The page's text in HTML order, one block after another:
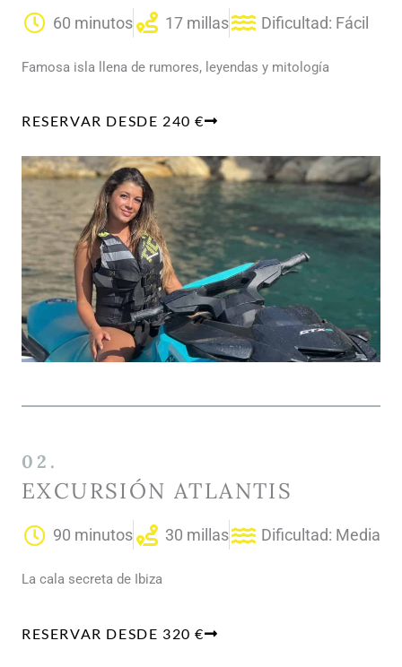
60 minutos 17 millas Dificultad: Fácil
Famosa isla llena de rumores, leyendas y mitología
RESERVAR DESDE 240 €
02.
EXCURSIÓN ATLANTIS
90 minutos 30 millas Dificultad: Media
La cala secreta de Ibiza
RESERVAR DESDE 320 €